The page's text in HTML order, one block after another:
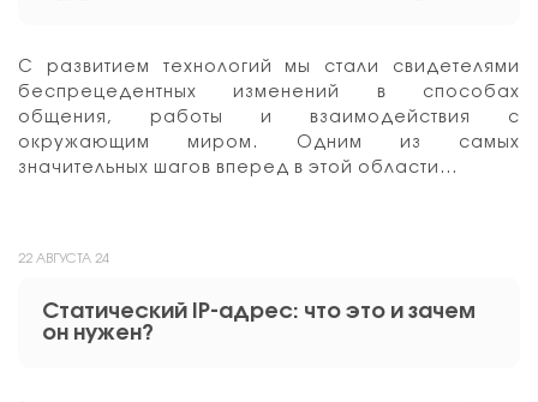
С развитием технологий мы стали свидетелями
беспрецедентных изменений в способах
общения, работы и взаимодействия с
окружающим миром. Одним из самых
значительных шагов вперед в этой области…
22 АВГУСТА 24
Статический IP-адрес: что это и зачем
он нужен?